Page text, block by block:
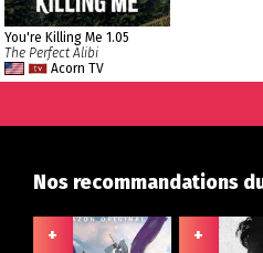
You're Killing Me 1.05
The Perfect Alibi
Acorn TV
Nos recommandations
+ +